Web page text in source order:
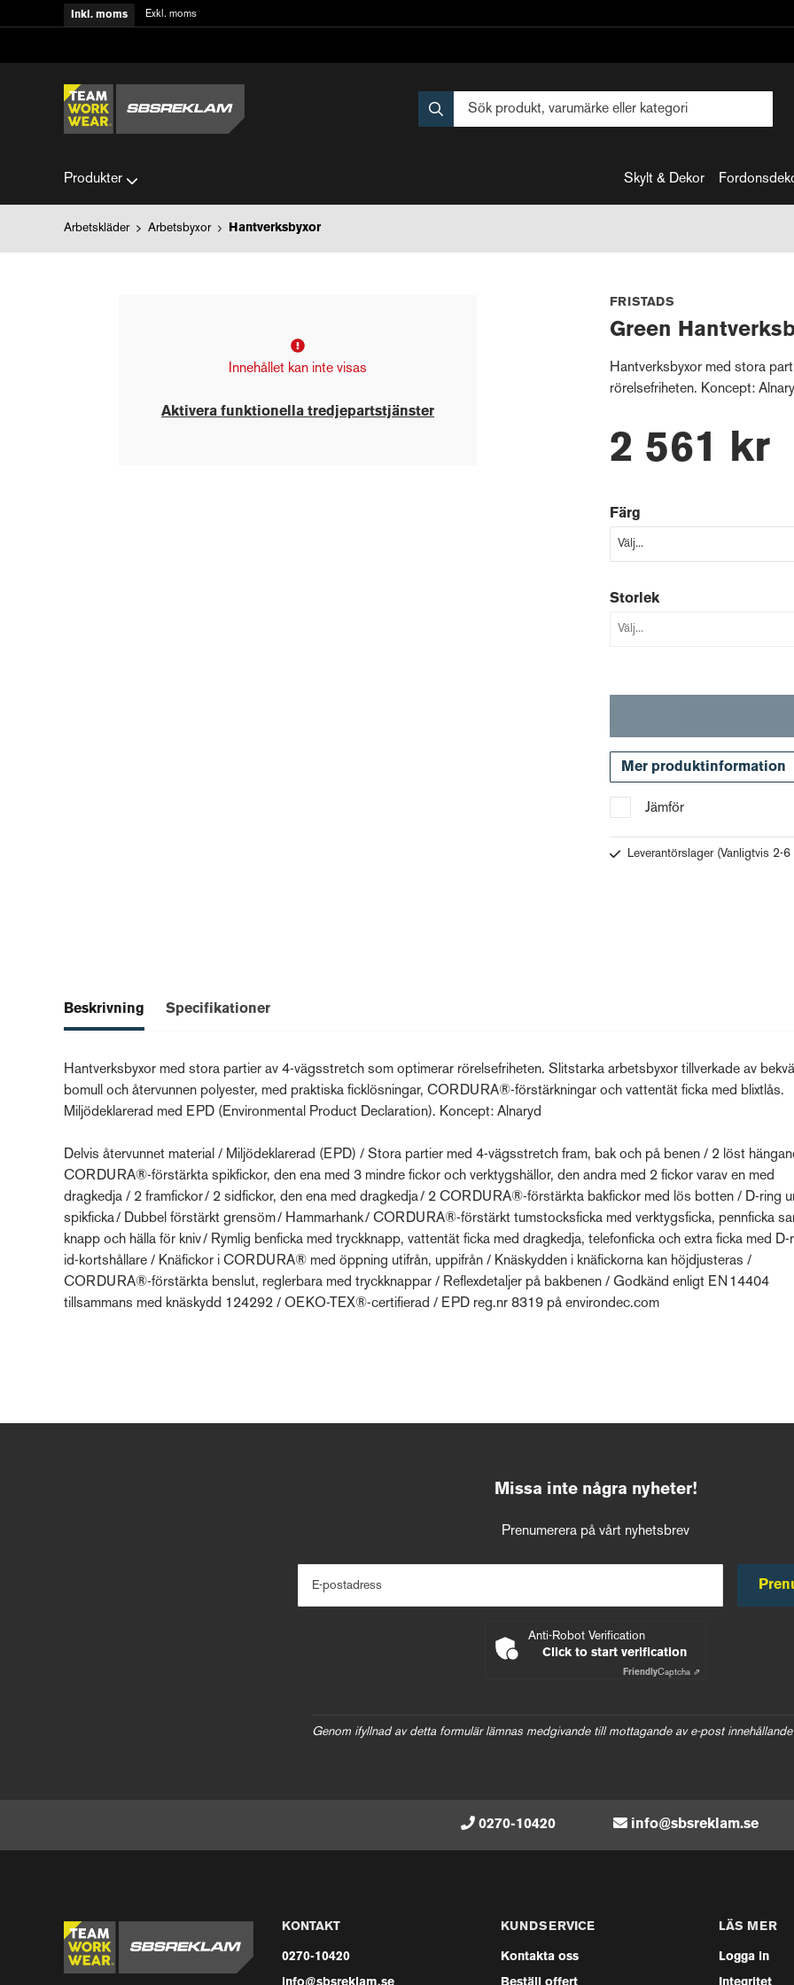
Inkl. moms Exkl. moms
Produkter Skylt & Dekor
Arbetskläder Arbetsbyxor Hantverksbyxor
Innehållet kan inte visas
Aktivera funktionella tredjepartstjänster
FRISTADS
Green
Hantverksbyxor med stora
rörelsefriheten. Koncept:
2 561 kr
Färg
Storlek
Mer produktinformation
Jämför
Leverantörslager (Vanligtvis 2-
Beskrivning Specifikationer
Hantverksbyxor med stora partier av 4-vägsstretch som optimerar rörelsefriheten. Slitstarka arbetsbyxor tillverkade av
bomull och återvunnen polyester, med praktiska ficklösningar, CORDURA®-förstärkningar och vattentät ficka med blixtlås.
Miljödeklarerad med EPD (Environmental Product Declaration). Koncept: Alnaryd
Delvis återvunnet material / Miljödeklarerad (EPD) / Stora partier med 4-vägsstretch fram, bak och på benen / 2 löst
CORDURA®-förstärkta spikfickor, den ena med 3 mindre fickor och verktygshällor, den andra med 2 fickor varav en med
dragkedja / 2 framfickor / 2 sidfickor, den ena med dragkedja / 2 CORDURA®-förstärkta bakfickor med lös botten / D-ring
spikficka / Dubbel förstärkt grensöm / Hammarhank / CORDURA®-förstärkt tumstocksficka med verktygsficka, pennficka
knapp och hälla för kniv / Rymlig benficka med tryckknapp, vattentät ficka med dragkedja, telefonficka och extra ficka med D-
id-kortshållare / Knäfickor i CORDURA® med öppning utifrån, uppifrån / Knäskydden i knäfickorna kan höjdjusteras /
CORDURA®-förstärkta benslut, reglerbara med tryckknappar / Reflexdetaljer på bakbenen / Godkänd enligt EN 14404
tillsammans med knäskydd 124292 / OEKO-TEX®-certifierad / EPD reg.nr 8319 på environdec.com
Missa inte några nyheter!
Prenumerera på vårt nyhetsbrev
E-postadress
Anti-Robot Verification
Click to start verification
FriendlyCaptcha ⇗
Genom ifyllnad av detta formulär lämnas medgivande till mottagande av e-post
0270-10420 info@sbsreklam.se
KONTAKT
0270-10420
info@sbsreklam.se
KUNDSERVICE
Kontakta oss
Beställ offert
LÄS MER
Logga in
Integritet